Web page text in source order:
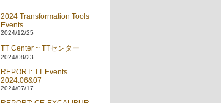
2024 Transformation Tools
Events
2024/12/25
TT Center ~ TTセンター
2024/08/23
REPORT: TT Events
2024.06&07
2024/07/17